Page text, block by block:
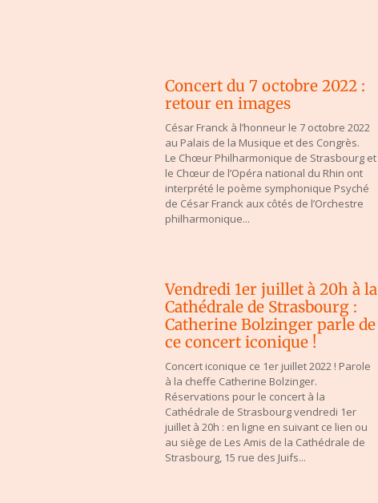
Concert du 7 octobre 2022 :
retour en images
César Franck à l’honneur le 7 octobre 2022
au Palais de la Musique et des Congrès.
Le Chœur Philharmonique de Strasbourg et
le Chœur de l’Opéra national du Rhin ont
interprété le poème symphonique Psyché
de César Franck aux côtés de l’Orchestre
philharmonique...
Vendredi 1er juillet à 20h à la
Cathédrale de Strasbourg :
Catherine Bolzinger parle de
ce concert iconique !
Concert iconique ce 1er juillet 2022 ! Parole
à la cheffe Catherine Bolzinger.
Réservations pour le concert à la
Cathédrale de Strasbourg vendredi 1er
juillet à 20h : en ligne en suivant ce lien ou
au siège de Les Amis de la Cathédrale de
Strasbourg, 15 rue des Juifs...